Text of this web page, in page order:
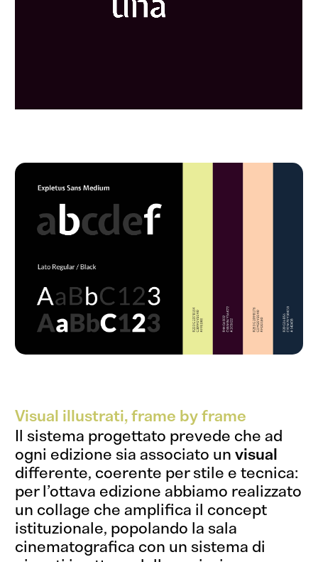
Visual illustrati, frame by frame
Il sistema progettato prevede che ad
ogni edizione sia associato unvisual
differente, coerente per stile e tecnica:
per l’ottava edizione abbiamo realizzato
un collage che amplifica il concept
istituzionale, popolando la sala
cinematografica con un sistema di